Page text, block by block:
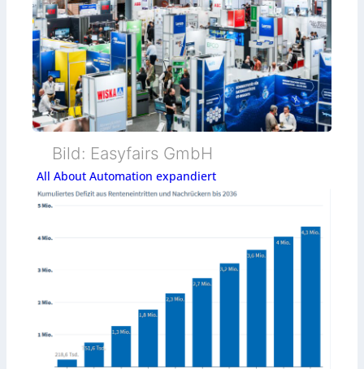
Bild: Easyfairs GmbH
All About Automation expandiert